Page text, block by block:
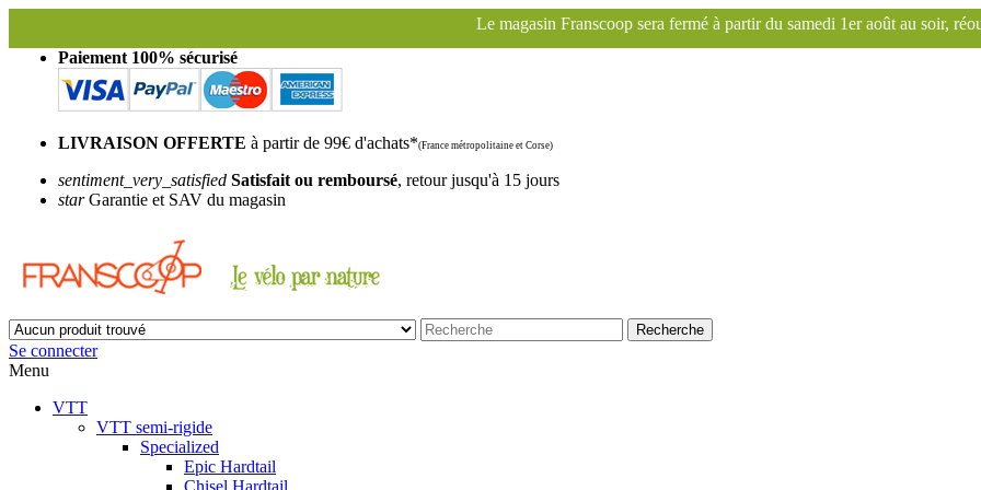
Le magasin Franscoop sera fermé à partir du samedi 1er août au soir, réouverture le mardi
Paiement 100% sécurisé
LIVRAISON OFFERTE à partir de 99€ d'achats*(France métropolitaine et Corse)
sentiment_very_satisfied Satisfait ou remboursé, retour jusqu'à 15 jours
starGarantie et SAV du magasin
Recherche
Se connecter
Menu
VTT
VTT semi-rigide
Specialized
Epic Hardtail
Chisel Hardtail